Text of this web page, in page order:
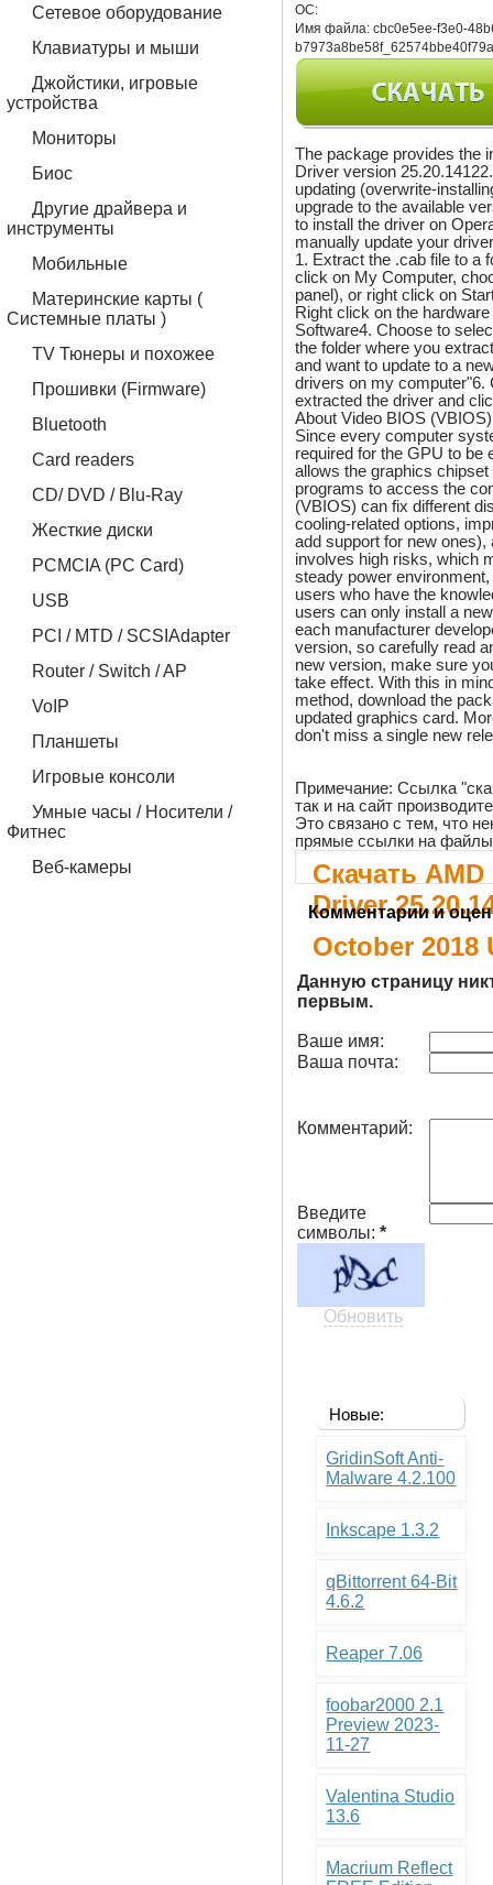
Сетевое оборудование
Клавиатуры и мыши
Джойстики, игровые
устройства
Мониторы
Биос
Другие драйвера и
инструменты
Мобильные
Материнские карты (
Системные платы )
TV Тюнеры и похожее
Прошивки (Firmware)
Bluetooth
Card readers
CD/ DVD / Blu-Ray
Жесткие диски
PCMCIA (PC Card)
USB
PCI / MTD / SCSIAdapter
Router / Switch / AP
VoIP
Планшеты
Игровые консоли
Умные часы / Носители /
Фитнес
Веб-камеры
ОС:
Имя файла:cbc0e5ee-f3e0-
The package provides the
Driver version
updating (overwrite-
upgrade to the available
to install the driver on
manually update your
1. Extract the .cab file to a
click on My Computer,
panel), or right click on
Right click on the
Software4. Choose to
the folder where you
and want to update to a
drivers on my computer"6.
extracted the driver and
About Video BIOS
Since every computer
required for the GPU to be
allows the graphics
programs to access the
(VBIOS) can fix different
cooling-related options,
add support for new
involves high risks, which
steady power
users who have the
users can only install a
each manufacturer
version, so carefully read
new version, make sure
take effect. With this in
method, download the
updated graphics card.
don't miss a single new
Примечание: Ссылка
так и на сайт
Это связано с тем, что
прямые ссылки на
Скачать
Driver
October 2018
Комментарии и
Данную страницу
первым.
Ваше имя:
Ваша почта:
Комментарий:
Введите
символы:*
Обновить
Новые:
GridinSoft Anti-
Malware 4.2.100
Inkscape 1.3.2
qBittorrent 64-Bit
4.6.2
Reaper 7.06
foobar2000 2.1
Preview 2023-
11-27
Valentina Studio
13.6
Macrium Reflect